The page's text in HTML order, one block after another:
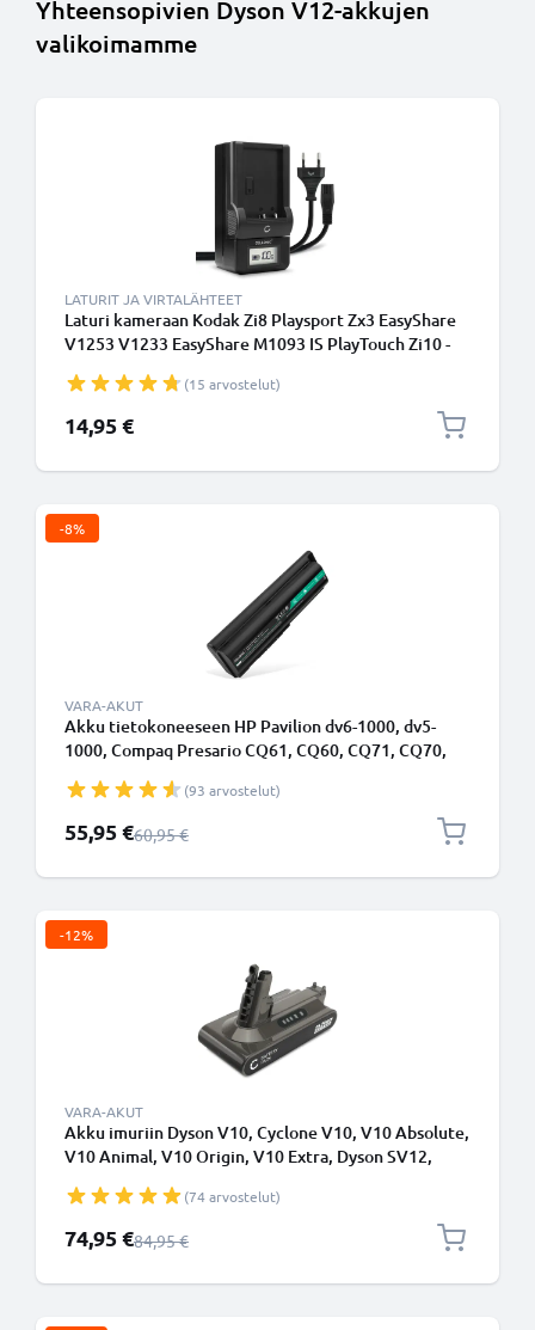
Yhteensopivien Dyson V12-akkujen
valikoimamme
LATURIT JA VIRTALÄHTEET
Laturi kameraan Kodak Zi8 Playsport Zx3 EasyShare
V1253 V1233 EasyShare M1093 IS PlayTouch Zi10 -
(15 arvostelut)
14,95 €
-8%
VARA-AKUT
Akku tietokoneeseen HP Pavilion dv6-1000, dv5-
1000, Compaq Presario CQ61, CQ60, CQ71, CQ70,
CELLONIC
(93 arvostelut)
Erikoishinta
55,95 €Normaali hinta
60,95 €
-12%
VARA-AKUT
Akku imuriin Dyson V10, Cyclone V10, V10 Absolute,
V10 Animal, V10 Origin, V10 Extra, Dyson SV12,
vaihtoakku tuotemerkiltä CELLONIC
(74 arvostelut)
Erikoishinta
74,95 €Normaali hinta
84,95 €